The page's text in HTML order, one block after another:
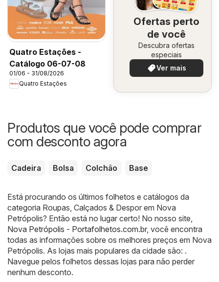
Quatro Estações -
Catálogo 06-07-08
01/06 - 31/08/2026
Quatro Estações
Ofertas perto
de você
Descubra ofertas
especiais
Ver mais
Produtos que você pode comprar
com desconto agora
Cadeira Bolsa Colchão Base
Está procurando os últimos folhetos e catálogos da
categoria Roupas, Calçados & Despor em Nova
Petrópolis? Então está no lugar certo! No nosso site,
Nova Petrópolis - Portafolhetos.com.br, você encontra
todas as informações sobre os melhores preços em Nova
Petrópolis. As lojas mais populares da cidade são: .
Navegue pelos folhetos dessas lojas para não perder
nenhum desconto.